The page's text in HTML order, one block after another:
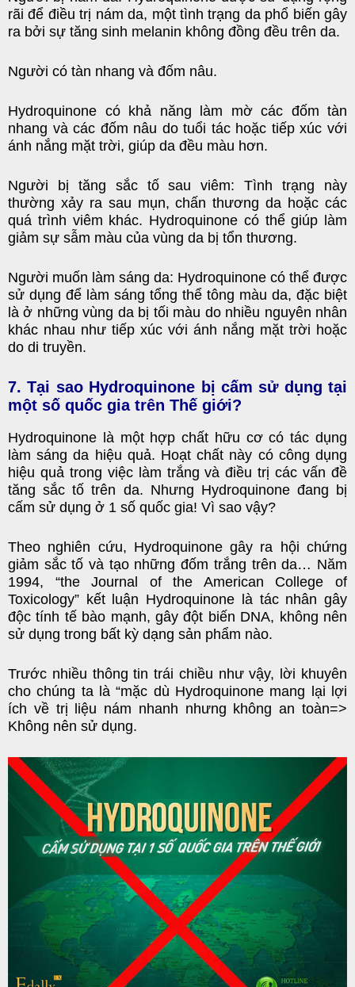
rãi để điều trị nám da, một tình trạng da phổ biến gây
ra bởi sự tăng sinh melanin không đồng đều trên da.
Người có tàn nhang và đốm nâu.
Hydroquinone có khả năng làm mờ các đốm tàn
nhang và các đốm nâu do tuổi tác hoặc tiếp xúc với
ánh nắng mặt trời, giúp da đều màu hơn.
Người bị tăng sắc tố sau viêm: Tình trạng này
thường xảy ra sau mụn, chấn thương da hoặc các
quá trình viêm khác. Hydroquinone có thể giúp làm
giảm sự sẫm màu của vùng da bị tổn thương.
Người muốn làm sáng da: Hydroquinone có thể được
sử dụng để làm sáng tổng thể tông màu da, đặc biệt
là ở những vùng da bị tối màu do nhiều nguyên nhân
khác nhau như tiếp xúc với ánh nắng mặt trời hoặc
do di truyền.
7. Tại sao Hydroquinone bị cấm sử dụng tại
một số quốc gia trên Thế giới?
Hydroquinone là một hợp chất hữu cơ có tác dụng
làm sáng da hiệu quả. Hoạt chất này có công dụng
hiệu quả trong việc làm trắng và điều trị các vấn đề
tăng sắc tố trên da. Nhưng Hydroquinone đang bị
cấm sử dụng ở 1 số quốc gia! Vì sao vậy?
Theo nghiên cứu, Hydroquinone gây ra hội chứng
giảm sắc tố và tạo những đốm trắng trên da… Năm
1994, “the Journal of the American College of
Toxicology” kết luận Hydroquinone là tác nhân gây
độc tính tế bào mạnh, gây đột biến DNA, không nên
sử dụng trong bất kỳ dạng sản phẩm nào.
Trước nhiều thông tin trái chiều như vậy, lời khuyên
cho chúng ta là “mặc dù Hydroquinone mang lại lợi
ích về trị liệu nám nhanh nhưng không an toàn=>
Không nên sử dụng.